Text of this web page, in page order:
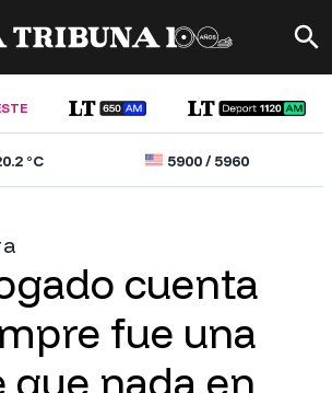
°C 5900/5960
cuenta
fue una
que nada en